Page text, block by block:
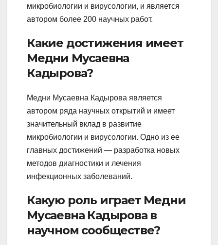
микробиологии и вирусологии, и является
автором более 200 научных работ.
Какие достижения имеет
Медни Мусаевна
Кадырова?
Медни Мусаевна Кадырова является
автором ряда научных открытий и имеет
значительный вклад в развитие
микробиологии и вирусологии. Одно из ее
главных достижений — разработка новых
методов диагностики и лечения
инфекционных заболеваний.
Какую роль играет Медни
Мусаевна Кадырова в
научном сообществе?